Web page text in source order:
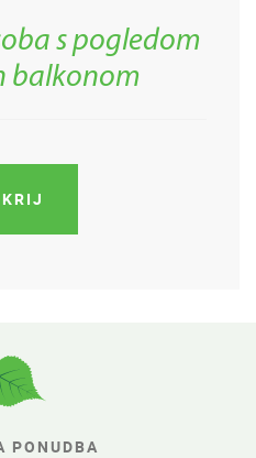
s pogledom
balkonom
PONUDBA